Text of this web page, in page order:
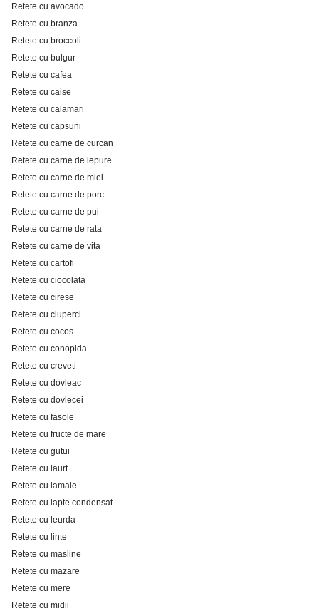
Retete cu avocado
Retete cu branza
Retete cu broccoli
Retete cu bulgur
Retete cu cafea
Retete cu caise
Retete cu calamari
Retete cu capsuni
Retete cu carne de curcan
Retete cu carne de iepure
Retete cu carne de miel
Retete cu carne de porc
Retete cu carne de pui
Retete cu carne de rata
Retete cu carne de vita
Retete cu cartofi
Retete cu ciocolata
Retete cu cirese
Retete cu ciuperci
Retete cu cocos
Retete cu conopida
Retete cu creveti
Retete cu dovleac
Retete cu dovlecei
Retete cu fasole
Retete cu fructe de mare
Retete cu gutui
Retete cu iaurt
Retete cu lamaie
Retete cu lapte condensat
Retete cu leurda
Retete cu linte
Retete cu masline
Retete cu mazare
Retete cu mere
Retete cu midii